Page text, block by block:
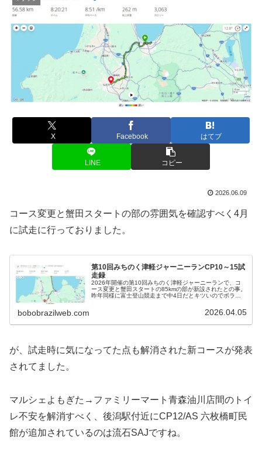
X Facebook はてブ
LINE コピー
2026.06.09
コース変更と蟹田スタートの部の雰囲気を確認すべく4月
に試走に行っておりました。
第10回みちのく津軽ジャーニーランCP10～15試
走録
2026年開催の第10回みちのく津軽ジャーニーランで、コ
ース変更と蟹田スタートの85kmの部が新設されたとの事。
昨年同様に富士登山競走まで中4日だとキツいのでボラ参
bobobrazilweb.com 2026.04.05
が、試走時に気になってた点も解消された新コースが発表
されてました。
マルシェよもぎた→ファミリーマート青森油川店間のトイ
レ不安を解消すべく、後潟駅付近にCP12/AS 六枚橋町民
館が追加されているのは流石SAJですね。